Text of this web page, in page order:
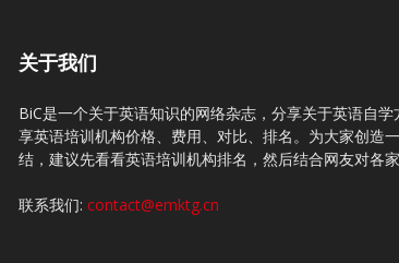
关于我们
BiC是一个关于英语知识的网络杂志，分享关于英语自
享英语培训机构价格、费用、对比、排名。为大家创造
结，建议先看看英语培训机构排名，然后结合网友对各
联系我们: contact@emktg.cn